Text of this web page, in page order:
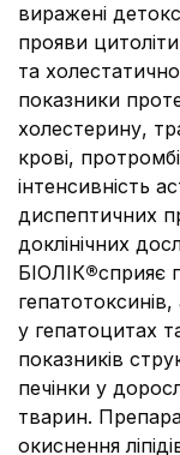
виражені
прояви
та
показники
холестерину,
крові,
інтенсивність
диспептичних
доклінічних
БІОЛІК®сприяє
у гепатоцитах
показників
печінки у
тварин.
окиснення